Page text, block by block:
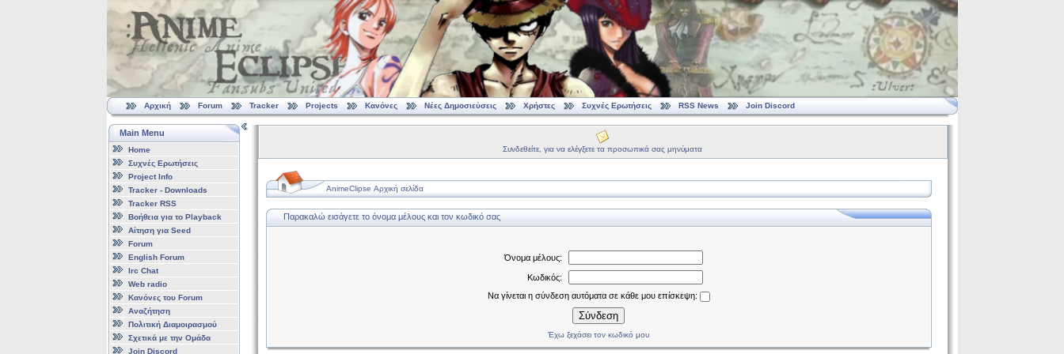
Αρχική Forum Tracker Projects Κανόνες Νέες Δημοσιεύσεις Χρήστες Συχνές Ερωτήσεις RSS News Join Discord
Main Menu
Home
Συχνές Ερωτήσεις
Project Info
Tracker - Downloads
Tracker RSS
Βοήθεια για το Playback
Αίτηση για Seed
Forum
English Forum
Irc Chat
Web radio
Κανόνες του Forum
Αναζήτηση
Πολιτική Διαμοιρασμού
Σχετικά με την Ομάδα
Join Discord
Συνδεθείτε, για να ελέγξετε τα προσωπικά σας μηνύματα
AnimeClipse Αρχική σελίδα
Παρακαλώ εισάγετε το όνομα μέλους και τον κωδικό σας
Όνομα μέλους:
Κωδικός:
Να γίνεται η σύνδεση αυτόματα σε κάθε μου επίσκεψη:
Σύνδεση
Έχω ξεχάσει τον κωδικό μου